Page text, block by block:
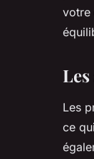
votre
Les
ce